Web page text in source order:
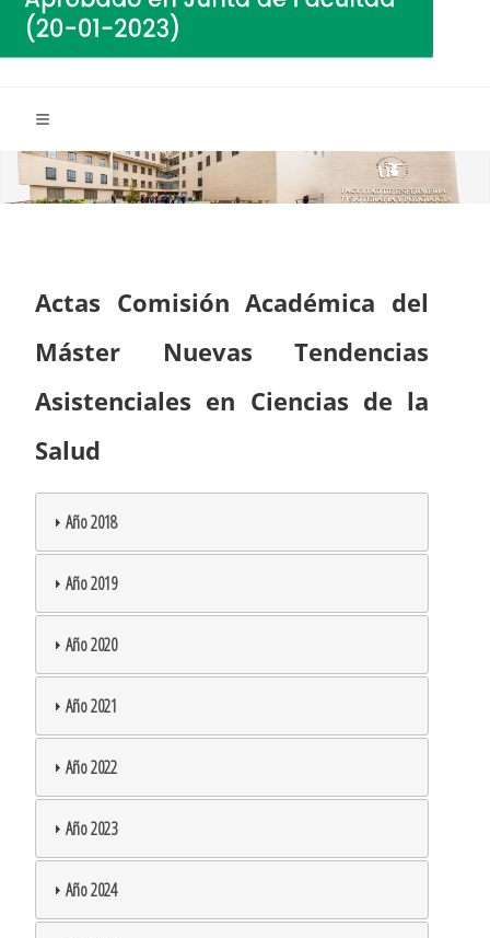
Actas Comisión Académica del
Máster Nuevas Tendencias
Asistenciales en Ciencias de la
Salud
Año 2018
Año 2019
Año 2020
Año 2021
Año 2022
Año 2023
Año 2024